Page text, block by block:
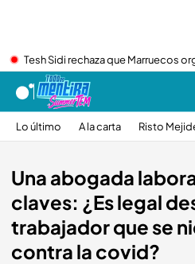
Tesh Sidi rechaza que Marruecos
Lo último A la carta Risto
Una abogada
claves: ¿Es legal
trabajador que se
contra la covid?